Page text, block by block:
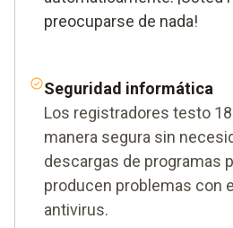
preocuparse de nada!
Seguridad informática
Los registradores testo
manera segura sin
descargas de programas
producen problemas con
antivirus.